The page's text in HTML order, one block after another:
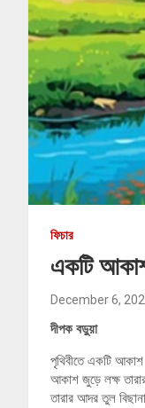
ফিচার
একটি
December 6,
দীপক বড়ুয়া
পৃথিবীতে একটি আকাশ
আকাশ জুড়ে লক্ষ
তারার আদর তুল